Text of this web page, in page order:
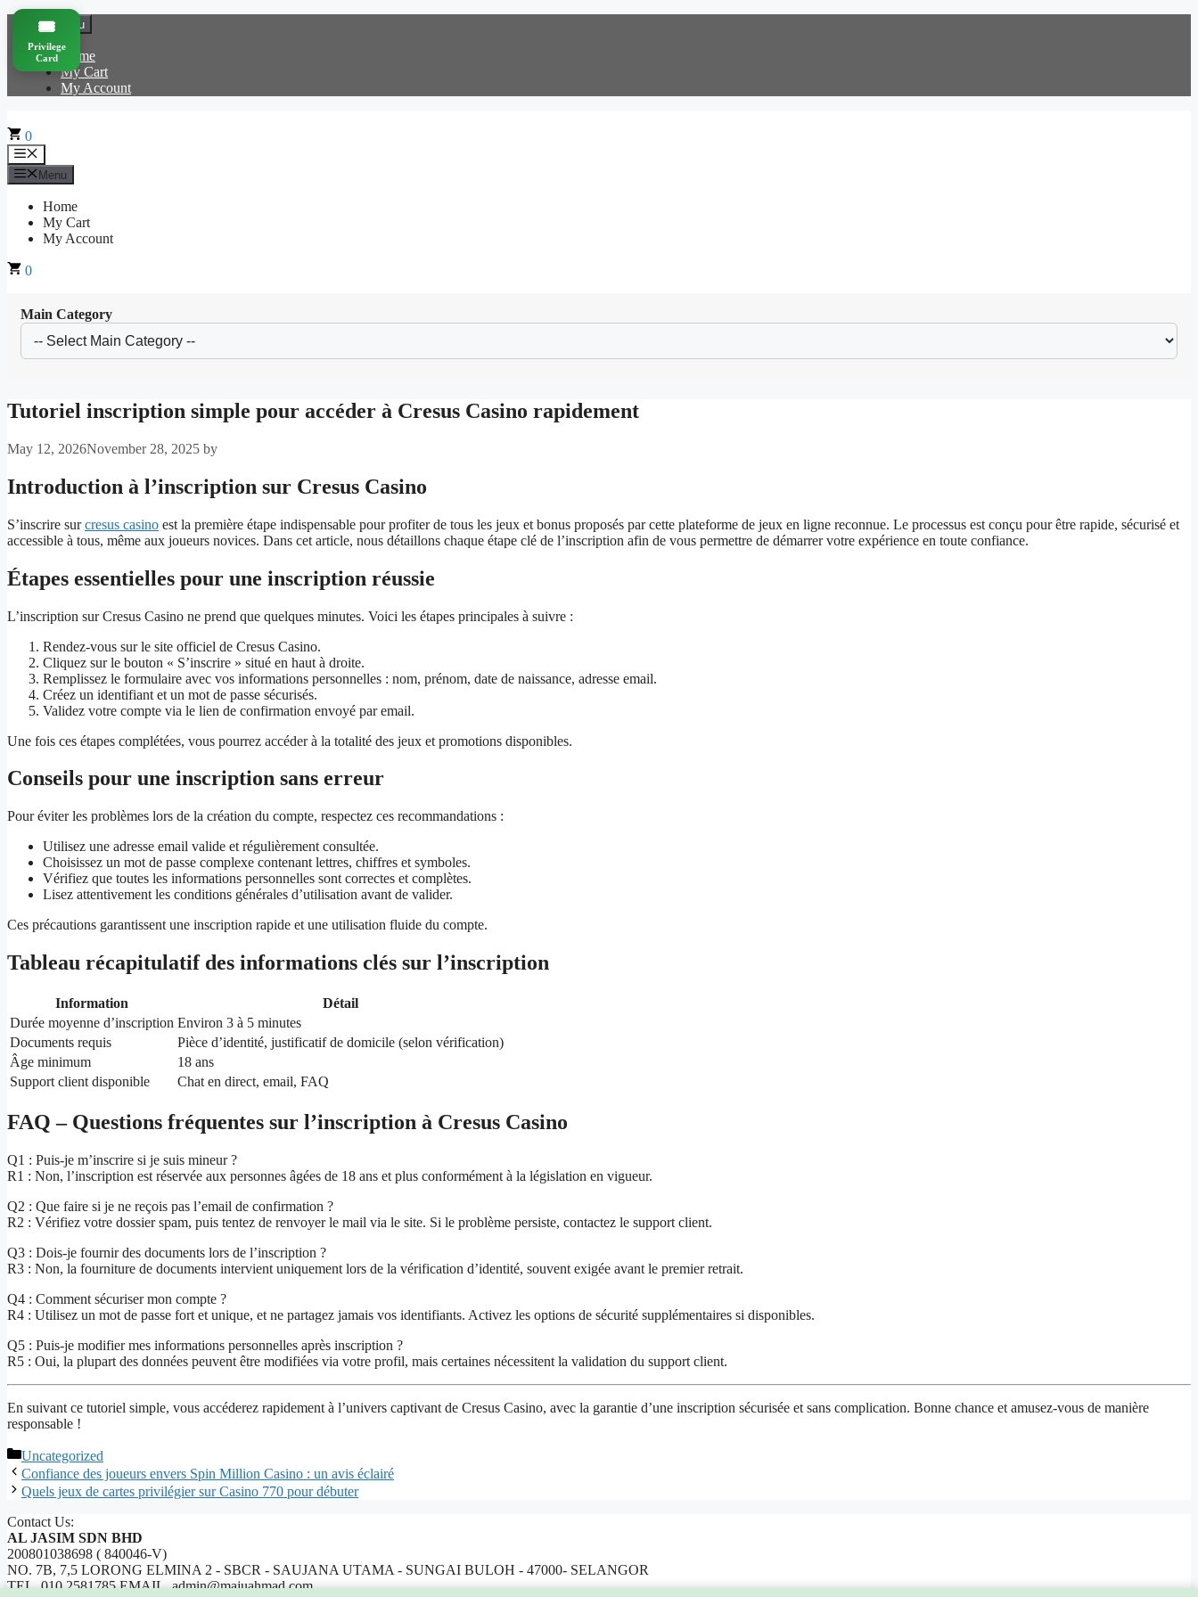
Skip
content
Menu
Home
My Cart
My Account
0
Menu
Menu
Home
My Cart
My Account
0
Main Category
Tutoriel inscription simple pour accéder à Cresus Casino rapidement
May 12, 2026November 28, 2025 by
Introduction à l’inscription sur Cresus Casino
S’inscrire surcresus casino est la première étape indispensable pour profiter de tous les jeux et bonus proposés par cette plateforme de jeux en ligne reconnue. Le processus est conçu pour être rapide, sécurisé et
accessible à tous, même aux joueurs novices. Dans cet article, nous détaillons chaque étape clé de l’inscription afin de vous permettre de démarrer votre expérience en toute confiance.
Étapes essentielles pour une inscription réussie
L’inscription sur Cresus Casino ne prend que quelques minutes. Voici les étapes principales à suivre :
Rendez-vous sur le site officiel de Cresus Casino.
Cliquez sur le bouton « S’inscrire » situé en haut à droite.
Remplissez le formulaire avec vos informations personnelles : nom, prénom, date de naissance, adresse email.
Créez un identifiant et un mot de passe sécurisés.
Validez votre compte via le lien de confirmation envoyé par email.
Une fois ces étapes complétées, vous pourrez accéder à la totalité des jeux et promotions disponibles.
Conseils pour une inscription sans erreur
Pour éviter les problèmes lors de la création du compte, respectez ces recommandations :
Utilisez une adresse email valide et régulièrement consultée.
Choisissez un mot de passe complexe contenant lettres, chiffres et symboles.
Vérifiez que toutes les informations personnelles sont correctes et complètes.
Lisez attentivement les conditions générales d’utilisation avant de valider.
Ces précautions garantissent une inscription rapide et une utilisation fluide du compte.
Tableau récapitulatif des informations clés sur l’inscription
Information
Détail
Durée moyenne d’inscription Environ 3 à 5 minutes
Documents requis
Pièce d’identité, justificatif de domicile (selon vérification)
Âge minimum
18 ans
Support client disponible
Chat en direct, email, FAQ
FAQ – Questions fréquentes sur l’inscription à Cresus Casino
Q1 : Puis-je m’inscrire si je suis mineur ?
R1 : Non, l’inscription est réservée aux personnes âgées de 18 ans et plus conformément à la législation en vigueur.
Q2 : Que faire si je ne reçois pas l’email de confirmation ?
R2 : Vérifiez votre dossier spam, puis tentez de renvoyer le mail via le site. Si le problème persiste, contactez le support client.
Q3 : Dois-je fournir des documents lors de l’inscription ?
R3 : Non, la fourniture de documents intervient uniquement lors de la vérification d’identité, souvent exigée avant le premier retrait.
Q4 : Comment sécuriser mon compte ?
R4 : Utilisez un mot de passe fort et unique, et ne partagez jamais vos identifiants. Activez les options de sécurité supplémentaires si disponibles.
Q5 : Puis-je modifier mes informations personnelles après inscription ?
R5 : Oui, la plupart des données peuvent être modifiées via votre profil, mais certaines nécessitent la validation du support client.
En suivant ce tutoriel simple, vous accéderez rapidement à l’univers captivant de Cresus Casino, avec la garantie d’une inscription sécurisée et sans complication. Bonne chance et amusez-vous de manière
responsable !
Categories
Uncategorized
Confiance des joueurs envers Spin Million Casino : un avis éclairé
Quels jeux de cartes privilégier sur Casino 770 pour débuter
Contact Us:
AL JASIM SDN BHD
200801038698 ( 840046-V)
NO. 7B, 7,5 LORONG ELMINA 2 - SBCR - SAUJANA UTAMA - SUNGAI BULOH - 47000- SELANGOR
TEL. 010 2581785 EMAIL. admin@majuahmad.com
🎟️
Privilege
Card